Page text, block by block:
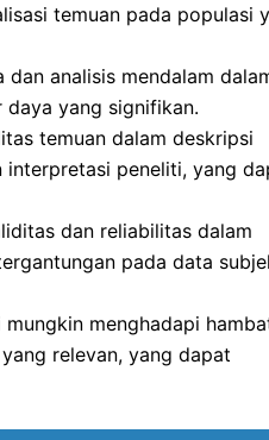
temuan pada populasi
dan analisis mendalam
yang signifikan.
temuan dalam deskripsi
peneliti, yang
dan reliabilitas dalam
pada data
menghadapi
relevan, yang dapat